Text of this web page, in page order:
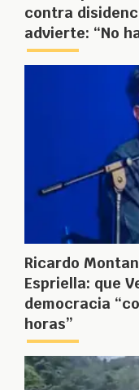
contra
advierte: “No
Ricardo
Espriella: que
democracia
horas”